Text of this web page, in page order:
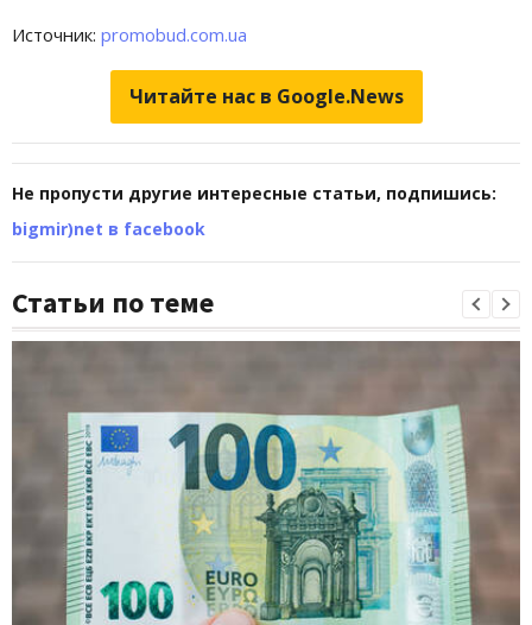
Источник: promobud.com.ua
Читайте нас в Google.News
Не пропусти другие интересные статьи, подпишись:
bigmir)net в facebook
Статьи по теме